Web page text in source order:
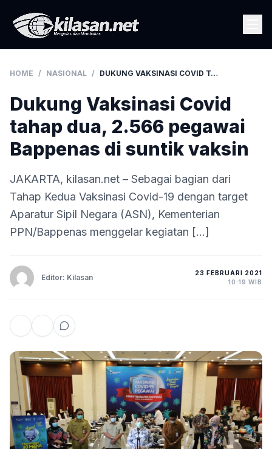
HOME / NASIONAL / DUKUNG VAKSINASI COVID TAHAP DUA, 2.566 PEGAWAI BAPPENAS DI SUNTIK VAKSIN
Dukung Vaksinasi Covid
tahap dua, 2.566 pegawai
Bappenas di suntik vaksin
JAKARTA, kilasan.net – Sebagai bagian dari
Tahap Kedua Vaksinasi Covid-19 dengan target
Aparatur Sipil Negara (ASN), Kementerian
PPN/Bappenas menggelar kegiatan […]
Editor: Kilasan
23 FEBRUARI 2021
10:19 WIB